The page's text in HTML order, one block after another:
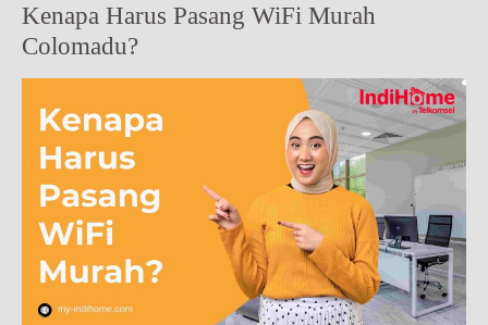
Kenapa Harus Pasang WiFi Murah
Colomadu?